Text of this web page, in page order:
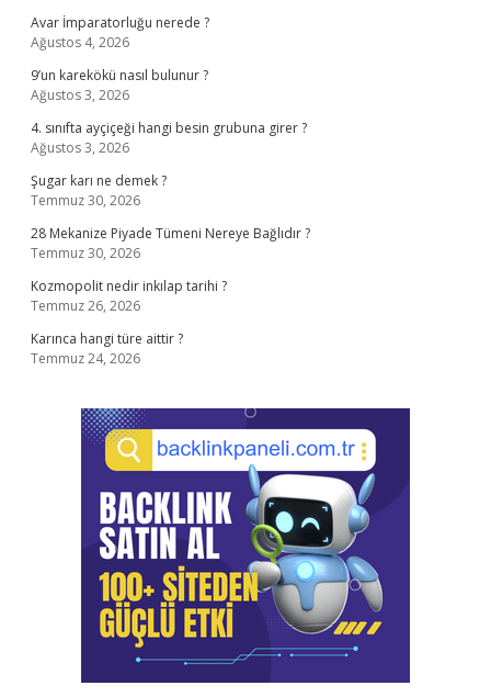
Avar İmparatorluğu nerede ?
Ağustos 4, 2026
9’un karekökü nasıl bulunur ?
Ağustos 3, 2026
4. sınıfta ayçiçeği hangi besin grubuna girer ?
Ağustos 3, 2026
Şugar karı ne demek ?
Temmuz 30, 2026
28 Mekanize Piyade Tümeni Nereye Bağlıdır ?
Temmuz 30, 2026
Kozmopolit nedir inkılap tarihi ?
Temmuz 26, 2026
Karınca hangi türe aittir ?
Temmuz 24, 2026